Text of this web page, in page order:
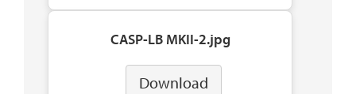
CASP-LB MKII-2.jpg
Download